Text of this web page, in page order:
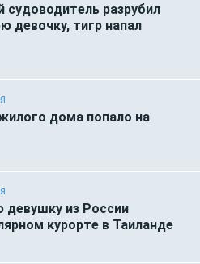
судоводитель разрубил
девочку, тигр напал
дома попало на
из России
курорте в Таиланде